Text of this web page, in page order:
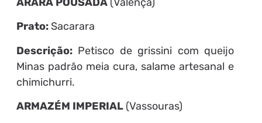
Prato: Sacarara
Descrição: Petisco de grissini com queijo
Minas padrão meia cura, salame artesanal e
chimichurri.
ARMAZÉM IMPERIAL (Vassouras)